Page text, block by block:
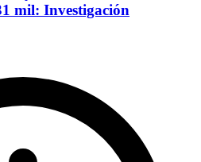
mil: Investigación